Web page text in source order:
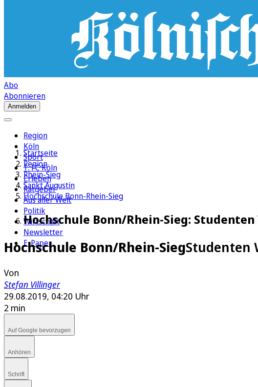
Abo
Abonnieren
Anmelden
Region
Köln
Sport
1. FC Köln
Erleben
Ratgeber
Aus aller Welt
Politik
Wirtschaft
Newsletter
E-Paper
Startseite
Region
Rhein-Sieg
Sankt Augustin
Hochschule Bonn-Rhein-Sieg
Hochschule Bonn/Rhein-Sieg:
Hochschule Bonn/Rhein-SiegStudenten
Von
Stefan Villinger
29.08.2019, 04:20 Uhr
2 min
Auf Google bevorzugen
Anhören
Schrift